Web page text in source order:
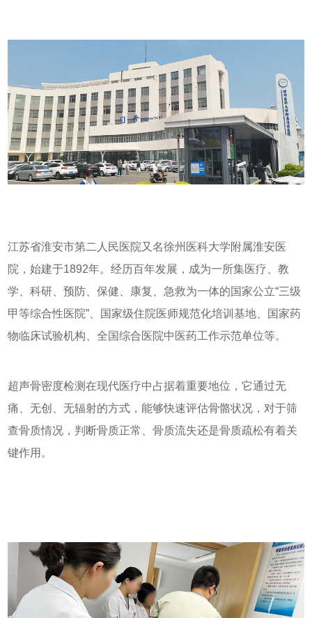
江苏省淮安市第二人民医院又名徐州医科大学附属淮安医
院，始建于1892年。经历百年发展，成为一所集医疗、教
学、科研、预防、保健、康复、急救为一体的国家公立“三级
甲等综合性医院”、国家级住院医师规范化培训基地、国家药
物临床试验机构、全国综合医院中医药工作示范单位等。
超声骨密度检测在现代医疗中占据着重要地位，它通过无
痛、无创、无辐射的方式，能够快速评估骨骼状况，对于筛
查骨质情况，判断骨质正常、骨质流失还是骨质疏松有着关
键作用。